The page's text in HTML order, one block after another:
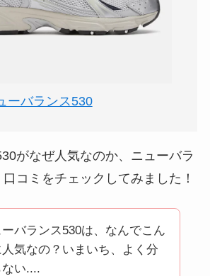
ーバランス530
がなぜ人気なのか、ニューバラ
コミをチェックしてみました！
バランス530は、なんでこん
人気なの？いまいち、よく分
ない....